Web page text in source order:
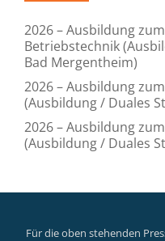
2026 – Ausbildung
Betriebstechnik
Bad Mergentheim)
2026 – Ausbildung
(Ausbildung / Duales
2026 – Ausbildung
(Ausbildung / Duales
Für die oben stehenden